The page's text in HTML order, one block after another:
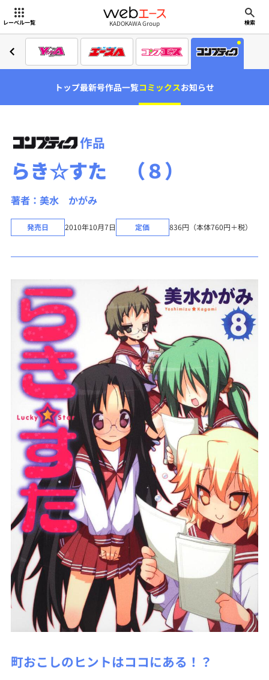
レーベル一覧 webエース
KADOKAWA Group 検索
トップ最新号作品一覧コミックスお知らせ
作品
らき☆すた （８）
著者：美水 かがみ
発売日 2010年10月7日 定価 836円（本体760円＋税）
町おこしのヒントはココにある！？